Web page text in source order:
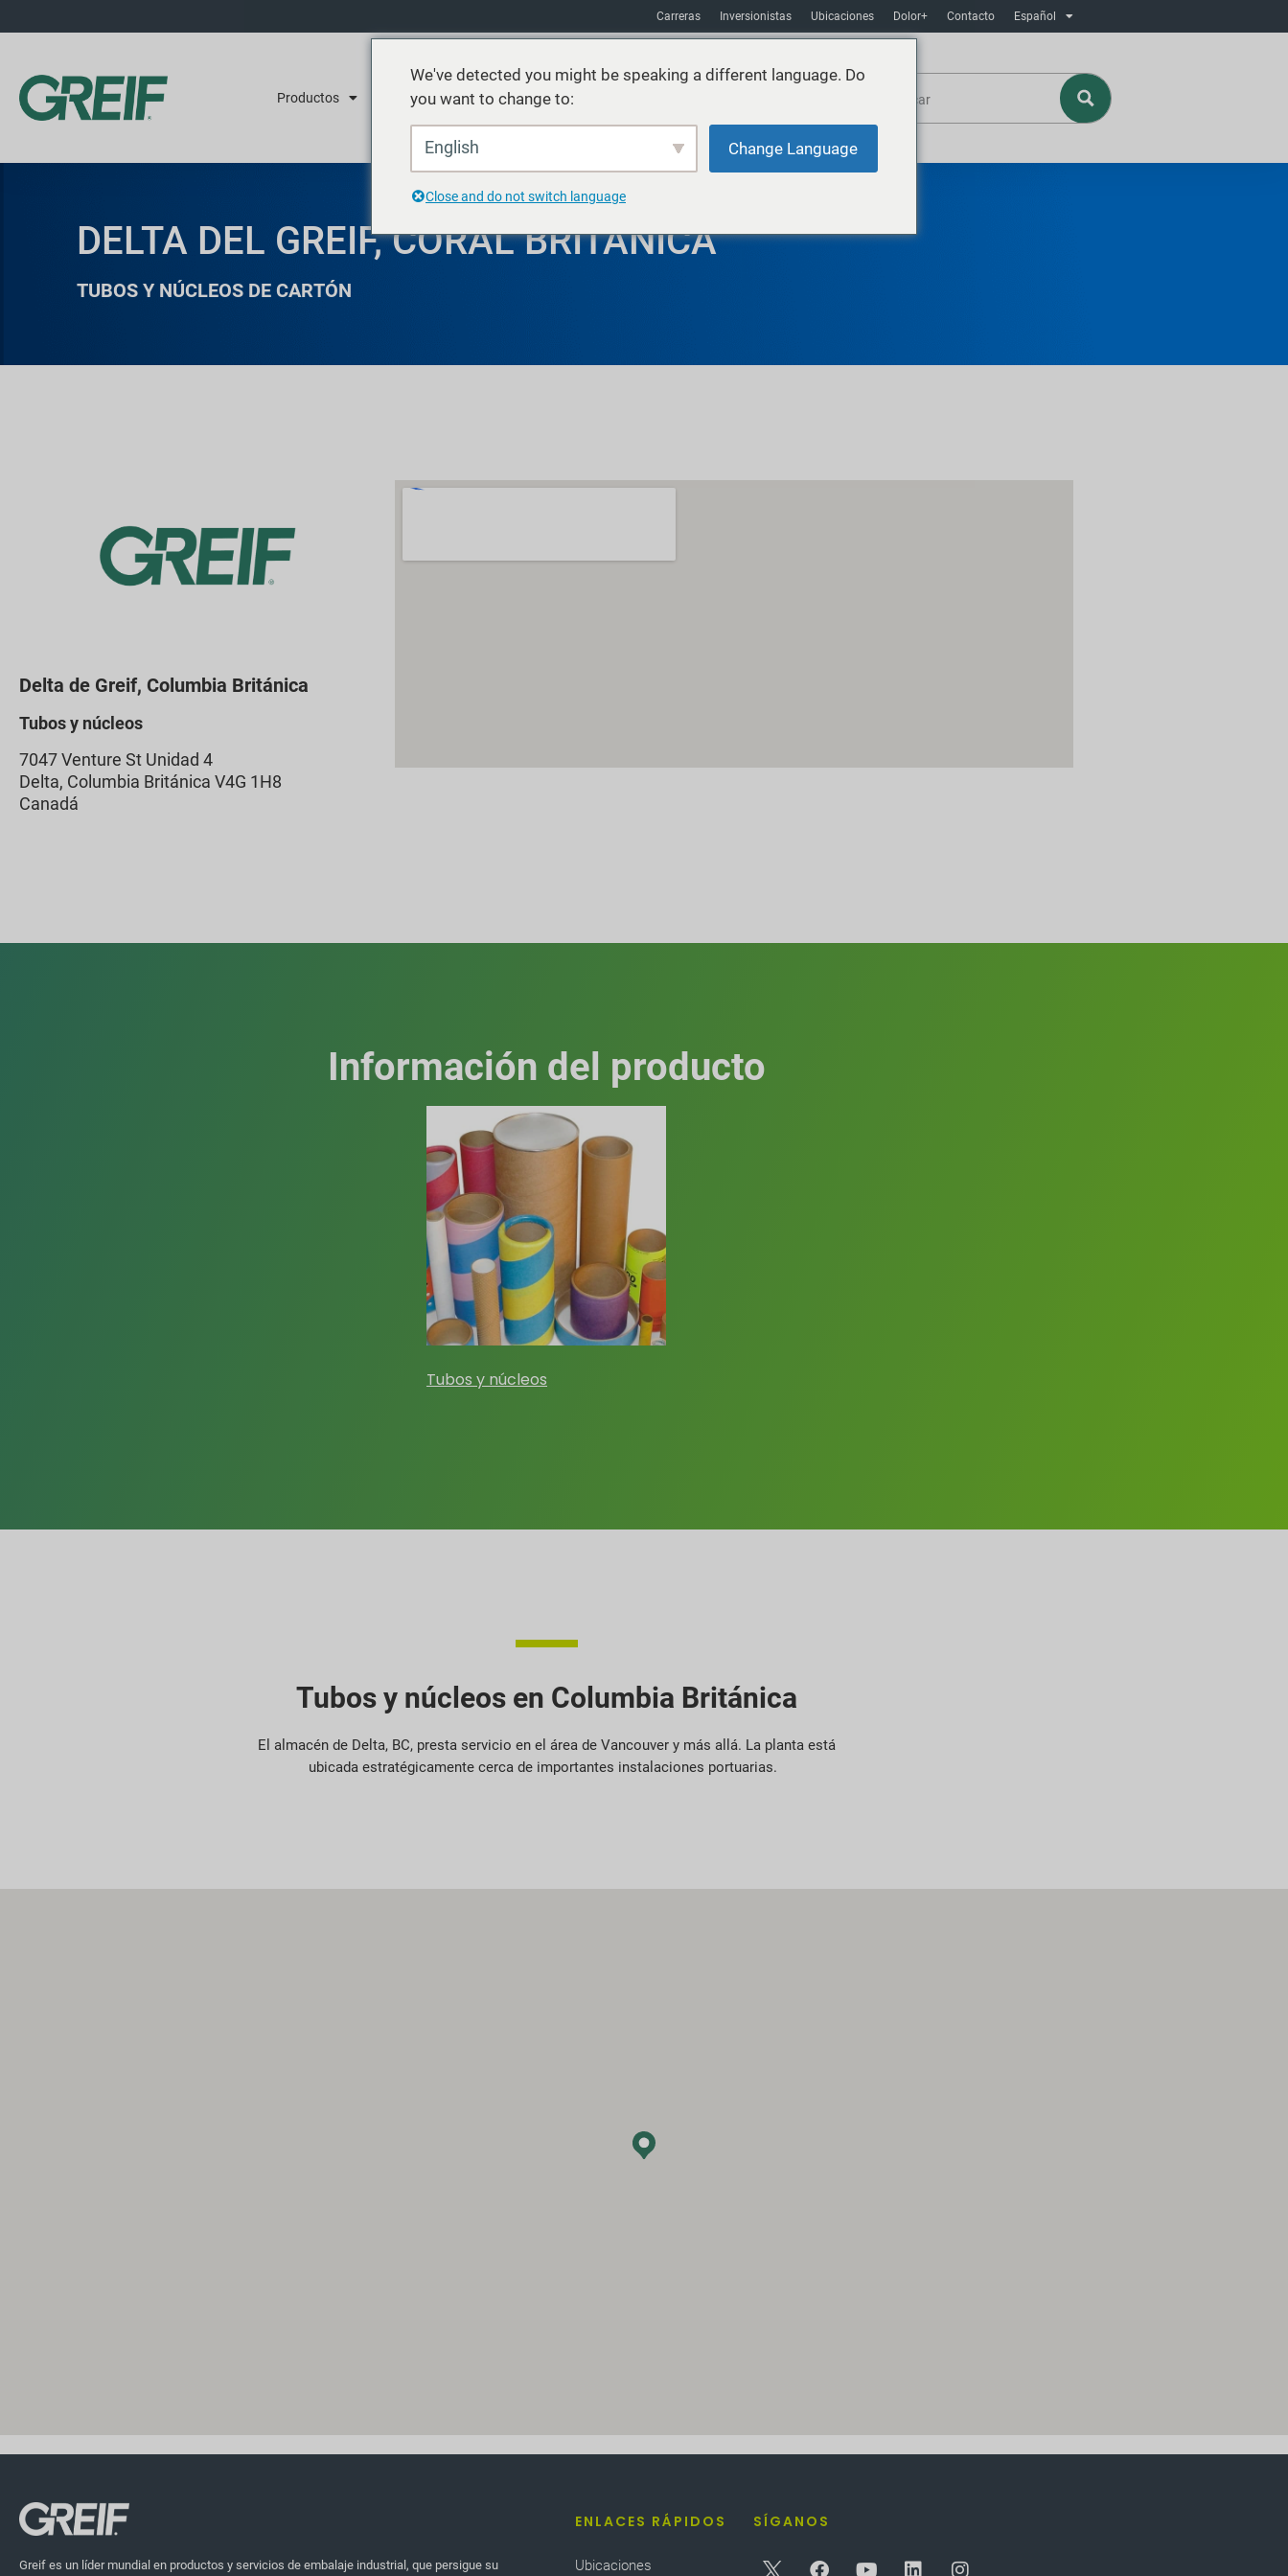
Carreras Inversionistas Ubicaciones Dolor+ Contacto Español
Productos Servicios Sostenibilidad
DELTA DEL GREIF, CORAL BRITÁNICA
TUBOS Y NÚCLEOS DE CARTÓN
Delta de Greif, Columbia Británica
Tubos y núcleos
7047 Venture St Unidad 4
Delta, Columbia Británica V4G 1H8
Canadá
Información del producto
Tubos y núcleos
Tubos y núcleos en Columbia Británica
El almacén de Delta, BC, presta servicio en el área de Vancouver y más allá. La planta está
ubicada estratégicamente cerca de importantes instalaciones portuarias.
Greif es un líder mundial en productos y servicios de embalaje industrial, que persigue su
ENLACES RÁPIDOS
Ubicaciones
SÍGANOS
We've detected you might be speaking a different language. Do
you want to change to:
English Change Language
Close and do not switch language